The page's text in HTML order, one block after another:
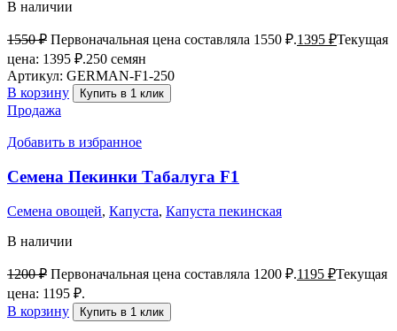
В наличии
1550₽ Первоначальная цена составляла 1550 ₽.1395 ₽Текущая
цена: 1395 ₽.250 семян
Артикул: GERMAN-F1-250
В корзину
Купить в 1 клик
Продажа
Добавить в избранное
Семена Пекинки Табалуга F1
Семена овощей, Капуста, Капуста пекинская
В наличии
1200₽ Первоначальная цена составляла 1200 ₽.1195 ₽Текущая
цена: 1195 ₽.
В корзину
Купить в 1 клик